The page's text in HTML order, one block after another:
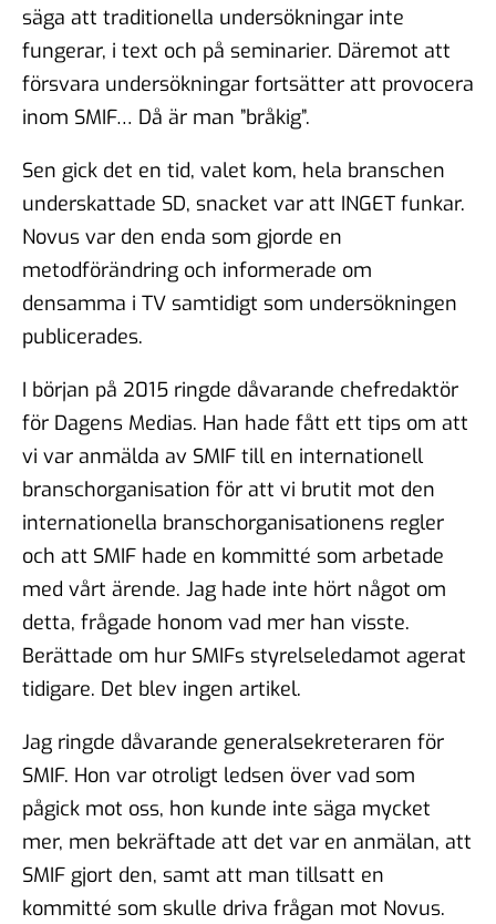
säga att traditionella undersökningar inte
fungerar, i text och på seminarier. Däremot att
försvara undersökningar fortsätter att provocera
inom SMIF… Då är man ”bråkig”.
Sen gick det en tid, valet kom, hela branschen
underskattade SD, snacket var att INGET funkar.
Novus var den enda som gjorde en
metodförändring och informerade om
densamma i TV samtidigt som undersökningen
publicerades.
I början på 2015 ringde dåvarande chefredaktör
för Dagens Medias. Han hade fått ett tips om att
vi var anmälda av SMIF till en internationell
branschorganisation för att vi brutit mot den
internationella branschorganisationens regler
och att SMIF hade en kommitté som arbetade
med vårt ärende. Jag hade inte hört något om
detta, frågade honom vad mer han visste.
Berättade om hur SMIFs styrelseledamot agerat
tidigare. Det blev ingen artikel.
Jag ringde dåvarande generalsekreteraren för
SMIF. Hon var otroligt ledsen över vad som
pågick mot oss, hon kunde inte säga mycket
mer, men bekräftade att det var en anmälan, att
SMIF gjort den, samt att man tillsatt en
kommitté som skulle driva frågan mot Novus.